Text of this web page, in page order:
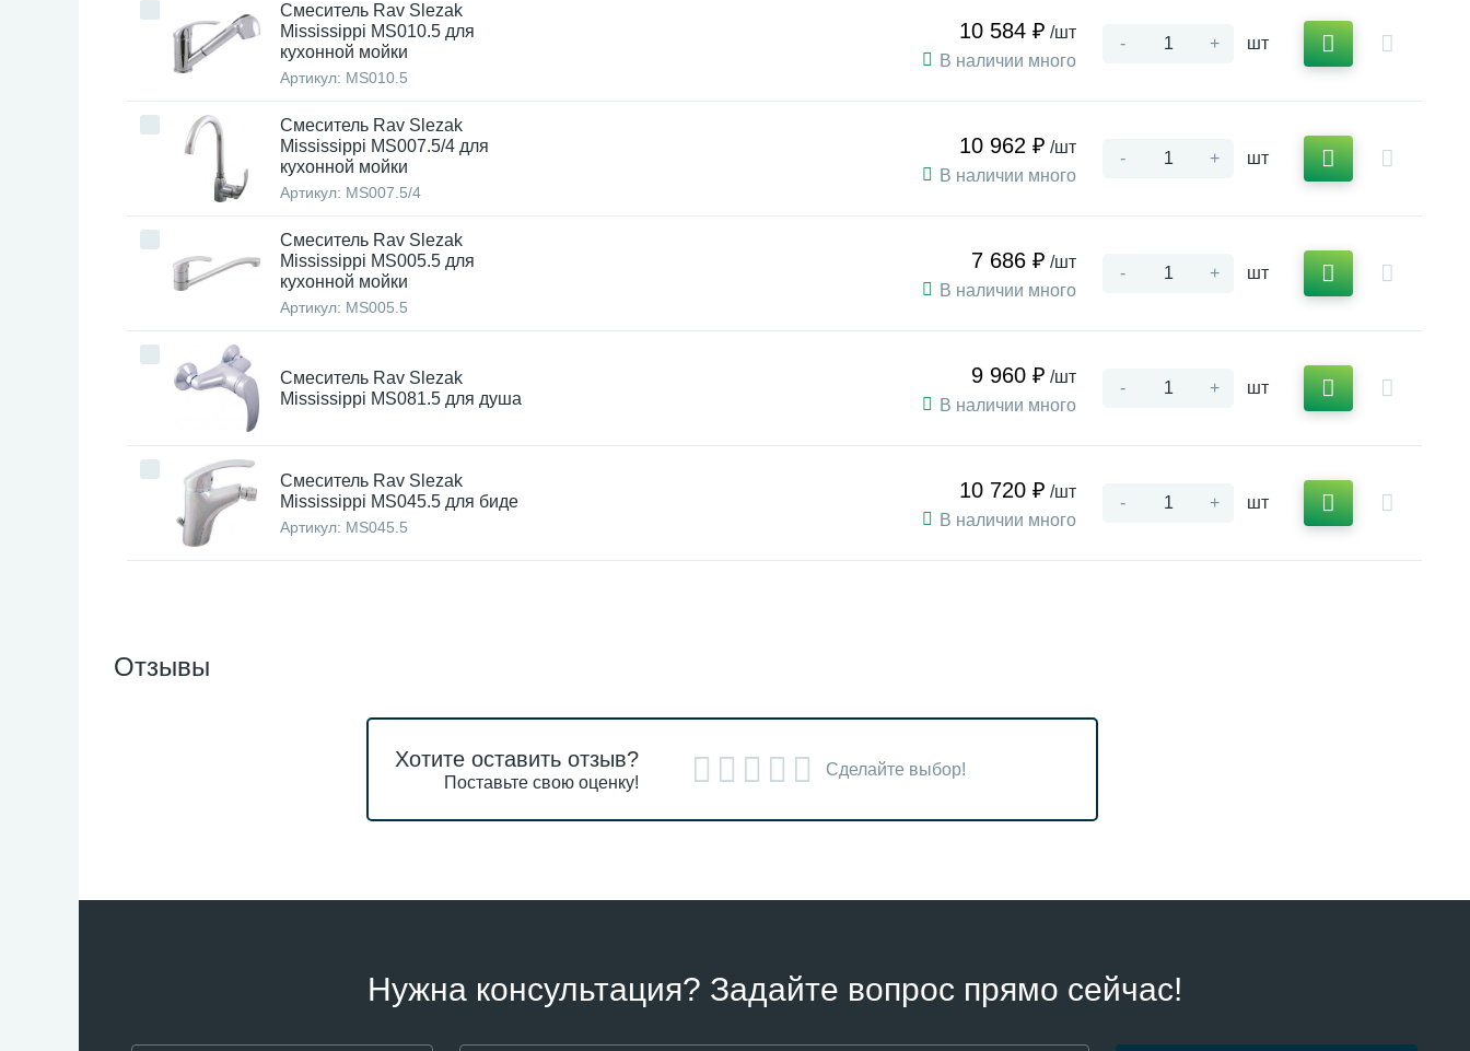
Смеситель Rav Slezak
Mississippi MS010.5 для
кухонной мойки
Артикул: MS010.5
10 584 ₽ /шт
В наличии много
- + шт
Смеситель Rav Slezak
Mississippi MS007.5/4 для
кухонной мойки
Артикул: MS007.5/4
10 962 ₽ /шт
В наличии много
- + шт
Смеситель Rav Slezak
Mississippi MS005.5 для
кухонной мойки
Артикул: MS005.5
7 686 ₽ /шт
В наличии много
- + шт
Смеситель Rav Slezak
Mississippi MS081.5 для душа
9 960 ₽ /шт
В наличии много
- + шт
Смеситель Rav Slezak
Mississippi MS045.5 для биде
Артикул: MS045.5
10 720 ₽ /шт
В наличии много
- + шт
Отзывы
Хотите оставить отзыв?
Поставьте свою оценку!
Сделайте выбор!
Нужна консультация? Задайте вопрос прямо сейчас!